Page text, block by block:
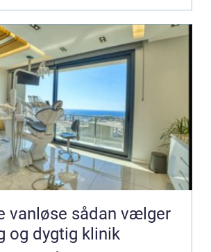
sådan vælger
og dygtig klinik